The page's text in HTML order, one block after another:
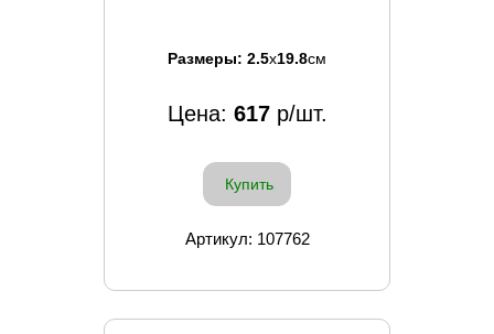
Размеры: 2.5x19.8см
Цена: 617р/шт.
Купить
Артикул: 107762